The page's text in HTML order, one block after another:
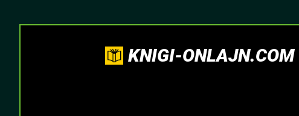
KNIGI-ONLAJN.COM